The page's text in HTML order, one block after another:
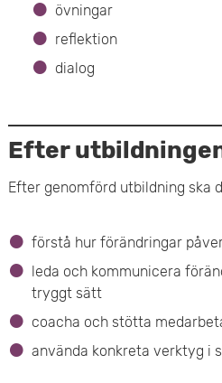
övningar
reflektion
dialog
Efter
Efter genomförd utbildning ska
förstå hur förändringar
leda och kommunicera
tryggt sätt
coacha och stötta
använda konkreta verktyg i